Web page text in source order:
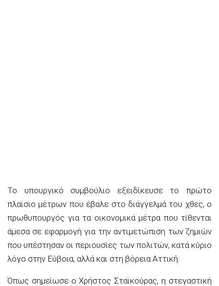
Το υπουργικό συμβούλιο εξειδίκευσε το πρώτο
πλαίσιο μέτρων που έβαλε στο διάγγελμά του χθες, ο
πρωθυπουργός για τα οικονομικά μέτρα που τίθενται
άμεσα σε εφαρμογή για την αντιμετώπιση των ζημιών
που υπέστησαν οι περιουσίες των πολιτών, κατά κύριο
λόγο στην Εύβοια, αλλά και στη βόρεια Αττική.
Όπως σημείωσε ο Χρήστος Σταϊκούρας, η στεγαστική